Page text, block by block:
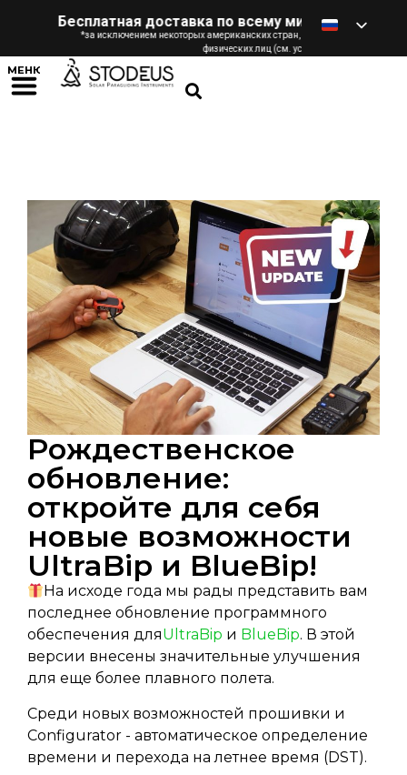
Бесплатная доставка по всему миру- от €120 / £ / $
*за исключением некоторых американских стран, предложение
физических лиц (см. условия)
МЕНЮ
Рождественское
обновление:
откройте для себя
новые возможности
UltraBip и BlueBip!
На исходе года мы рады представить вам
последнее обновление программного
обеспечения дляUltraBip и BlueBip. В этой
версии внесены значительные улучшения
для еще более плавного полета.
Среди новых возможностей прошивки и
Configurator - автоматическое определение
времени и перехода на летнее время (DST).